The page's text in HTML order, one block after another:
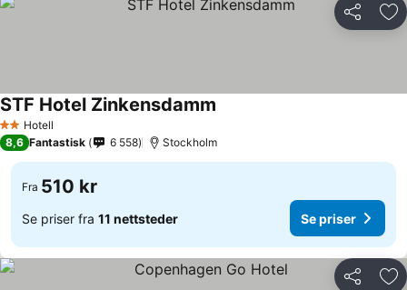
Del
2 Stjerner
Hotell
STF Hotel Zinkensdamm
8,6 Fantastisk 6 558 Stockholm
Fra 510 kr
Se priser fra 11 nettsteder Se priser
Del